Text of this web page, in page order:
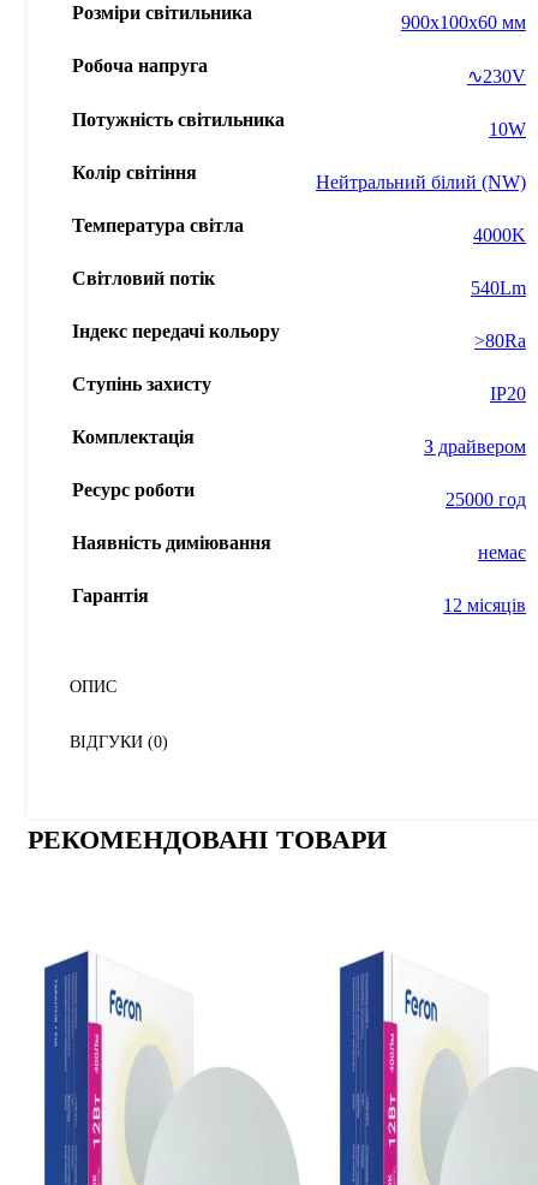
Розміри світильника 900x100x60 мм
Робоча напруга ∿230V
Потужність світильника 10W
Колір світіння Нейтральний білий (NW)
Температура світла 4000K
Світловий потік 540Lm
Індекс передачі кольору >80Ra
Ступінь захисту IP20
Комплектація З драйвером
Ресурс роботи 25000 год
Наявність диміювання немає
Гарантія 12 місяців
ОПИС
ВІДГУКИ (0)
РЕКОМЕНДОВАНІ ТОВАРИ